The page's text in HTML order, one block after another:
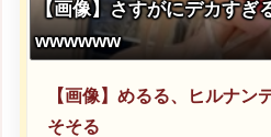
【画像】さすがにデカす
wwwwww
【画像】めるる、ヒルナン
そそる